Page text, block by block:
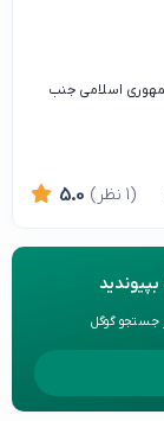
اسلامی جنب
5.0 (1 نظر)
جستجو گوگل